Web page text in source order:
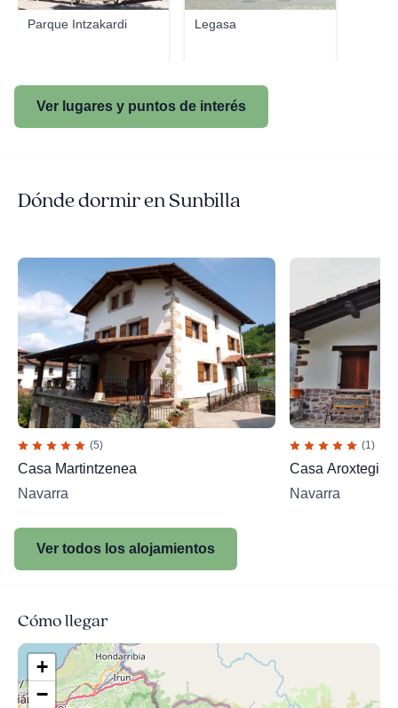
Parque Intzakardi Legasa
Ver lugares y puntos de interés
Dónde dormir en Sunbilla
(5)
Casa Martintzenea
Navarra
(1)
Casa Aroxtegi
Navarra
Ver todos los alojamientos
Cómo llegar
+
−